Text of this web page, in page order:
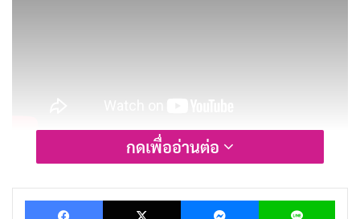
ตัวละครที่น่ารักและมีชีวิตชีวา
ตัวละครใน My Deer Friend Nokotan มีความสดใสและมี
กดเพื่ออ่านต่อ
Facebook X Messenger Line